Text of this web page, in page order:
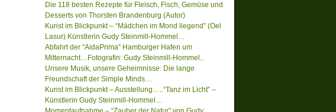
Die 118 besten Rezepte für Fleisch, Fisch, Gemüse und
Desserts von Thorsten Brandenburg (Autor)
Kunst im Blickpunkt – “Mädchen im Mond liegend” (Oel
Lasur) Künstlerin Gudy Steinmill-Hommel…
Abfahrt der “AidaPrima” Hamburger Hafen um
Mitternacht…Fotografin: Gudy Steinmill-Hommel..
Unsere Musik, unsere Geheimnisse: Die lange
Freundschaft der Simple Minds…
Kunst im Blickpunkt – Ausstellung…..“Tanz im Licht” –
Künstlerin Gudy Steinmill-Hommel…